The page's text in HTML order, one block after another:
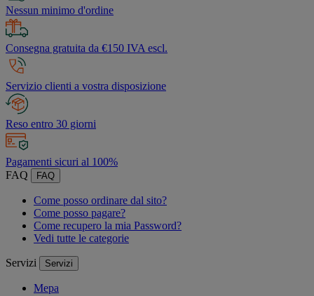
Nessun minimo d'ordine
Consegna gratuita da €150 IVA escl.
Servizio clienti a vostra disposizione
Reso entro 30 giorni
Pagamenti sicuri al 100%
FAQ
FAQ
Come posso ordinare dal sito?
Come posso pagare?
Come recupero la mia Password?
Vedi tutte le categorie
Servizi Servizi
Mepa